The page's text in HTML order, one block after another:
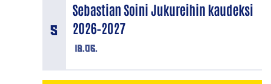
18.06.
Sebastian Soini Jukureihin kaudeksi
2026–2027